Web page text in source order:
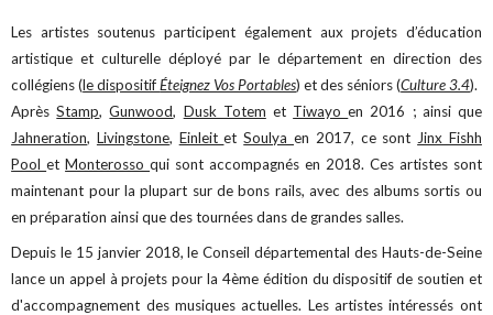
Les artistes soutenus participent également aux projets d’éducation
artistique et culturelle déployé par le département en direction des
collégiens (le dispositifÉteignez Vos Portables) et des séniors (Culture 3.4).
AprèsStamp,Gunwood, Dusk Totem et Tiwayoen 2016 ; ainsi que
Jahneration, Livingstone, EinleitetSoulyaen 2017, ce sont Jinx Fishh
PooletMonterossoqui sont accompagnés en 2018. Ces artistes sont
maintenant pour la plupart sur de bons rails, avec des albums sortis ou
en préparation ainsi que des tournées dans de grandes salles.
Depuis le 15 janvier 2018, le Conseil départemental des Hauts-de-Seine
lance un appel à projets pour la 4ème édition du dispositif de soutien et
d'accompagnement des musiques actuelles. Les artistes intéressés ont